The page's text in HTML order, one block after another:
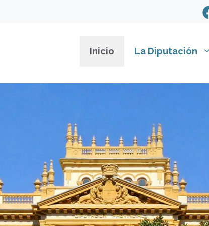
Inicio La Diputación